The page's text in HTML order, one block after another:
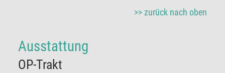
>> zurück nach oben
Ausstattung
OP-Trakt